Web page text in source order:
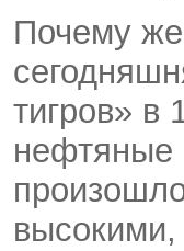
Почему
тигров» в
нефтяные
высокими,